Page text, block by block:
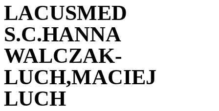
LACUSMED
S.C.HANNA
WALCZAK-
LUCH,MACIEJ
LUCH